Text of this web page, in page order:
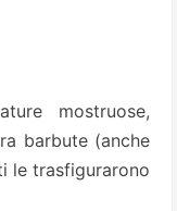
mostruose,
barbute (anche
le trasfigurarono